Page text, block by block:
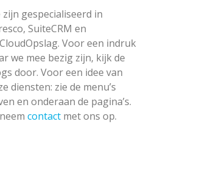
zijn gespecialiseerd in
SuiteCRM en
Voor een indruk
we mee bezig zijn, kijk de
door. Voor een idee van
diensten: zie de menu’s
en onderaan de pagina’s.
contact met ons op.